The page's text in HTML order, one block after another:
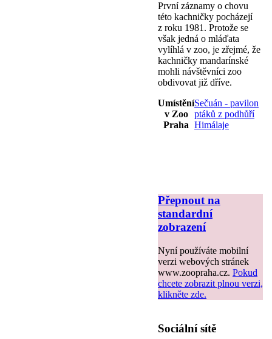
První záznamy o chovu
této kachničky pocházejí
z roku 1981. Protože se
však jedná o mláďata
vylíhlá v zoo, je zřejmé, že
kachničky mandarínské
mohli návštěvníci zoo
obdivovat již dříve.
Umístění
v Zoo
Praha
Sečuán - pavilon
ptáků z podhůří
Himálaje
Přepnout na
standardní
zobrazení
Nyní používáte mobilní
verzi webových stránek
www.zoopraha.cz. Pokud
chcete zobrazit plnou verzi,
klikněte zde.
Sociální sítě